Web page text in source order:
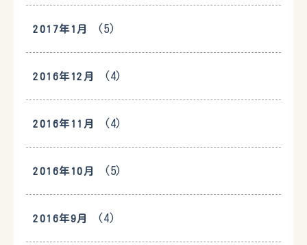
2017年1月 (5)
2016年12月 (4)
2016年11月 (4)
2016年10月 (5)
2016年9月 (4)